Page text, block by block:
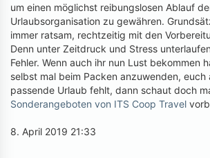
um einen möglichst reibungslosen Ablauf
Urlaubsorganisation zu gewähren.
immer ratsam, rechtzeitig mit den
Denn unter Zeitdruck und Stress
Fehler. Wenn auch ihr nun Lust bekommen
selbst mal beim Packen anzuwenden, euch
passende Urlaub fehlt, dann schaut doch
Sonderangeboten von ITS Coop Travel
8. April 2019 21:33